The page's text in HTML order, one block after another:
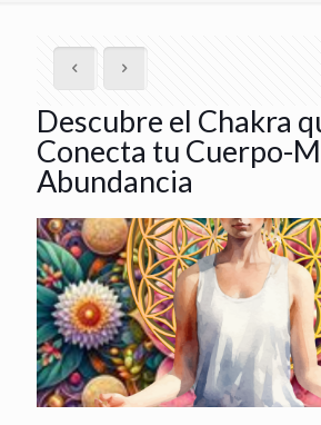
Descubre el Chakra
Conecta tu Cuerpo-
Abundancia